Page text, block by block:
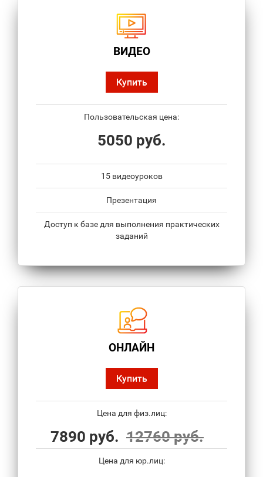
ВИДЕО
Купить
Пользовательская цена:
5050 руб.
15 видеоуроков
Презентация
Доступ к базе для выполнения практических
заданий
ОНЛАЙН
Купить
Цена для физ.лиц:
7890 руб. 12760 руб.
Цена для юр.лиц: